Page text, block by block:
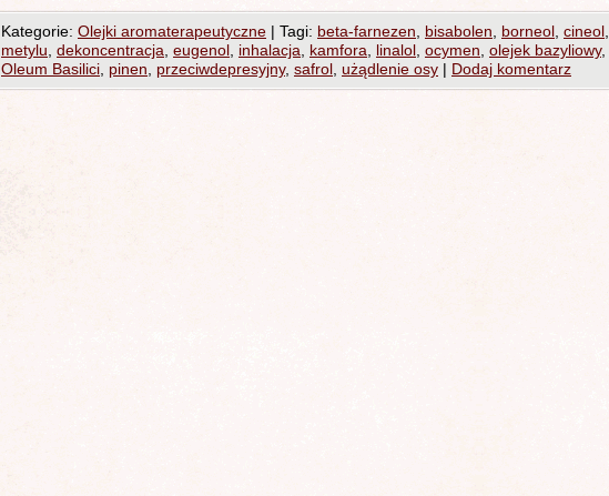
Kategorie: Olejki aromaterapeutyczne | Tagi: beta-farnezen bisabolen borneol cineol
metylu dekoncentracja eugenol inhalacja kamfora linalol ocymen olejek bazyliowy,
Oleum Basilici pinen przeciwdepresyjny, safrol użądlenie osy | Dodaj komentarz